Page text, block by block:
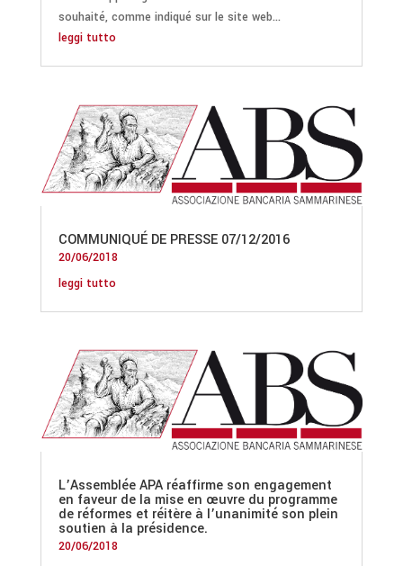
souhaité, comme indiqué sur le site web...
leggi tutto
COMMUNIQUÉ DE PRESSE 07/12/2016
20/06/2018
leggi tutto
L’Assemblée APA réaffirme son engagement
en faveur de la mise en œuvre du programme
de réformes et réitère à l’unanimité son plein
soutien à la présidence.
20/06/2018